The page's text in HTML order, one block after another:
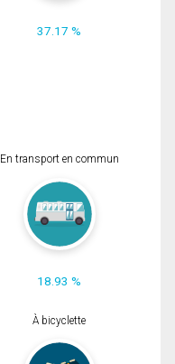
37.17 %
En transport en commun
18.93 %
À bicyclette